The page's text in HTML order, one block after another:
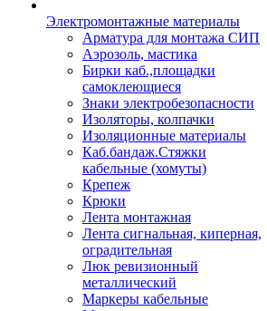
Электромонтажные материалы
Арматура для монтажа СИП
Аэрозоль, мастика
Бирки каб.,площадки
самоклеющиеся
Знаки электробезопасности
Изоляторы, колпачки
Изоляционные материалы
Каб.бандаж.Стяжки
кабельные (хомуты)
Крепеж
Крюки
Лента монтажная
Лента сигнальная, киперная,
оградительная
Люк ревизионный
металлический
Маркеры кабельные